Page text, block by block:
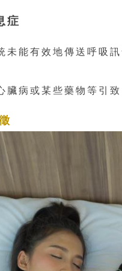
症
未能有效地傳送呼吸
臟病或某些藥物等引致